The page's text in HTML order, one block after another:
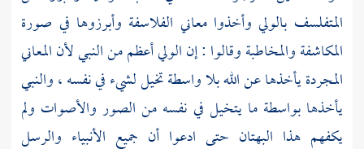
المتفلسف بالولي وأخذوا معاني الفلاسفة وأبرزوها في صورة
المكاشفة والمخاطبة وقالوا : إن الولي أعظم من النبي لأن المعاني
المجردة يأخذها عن الله بلا واسطة تخيل لشيء في نفسه ، والنبي
يأخذها بواسطة ما يتخيل في نفسه من الصور والأصوات ولم
يكفهم هذا البهتان حتى ادعوا أن جميع الأنبياء والرسل